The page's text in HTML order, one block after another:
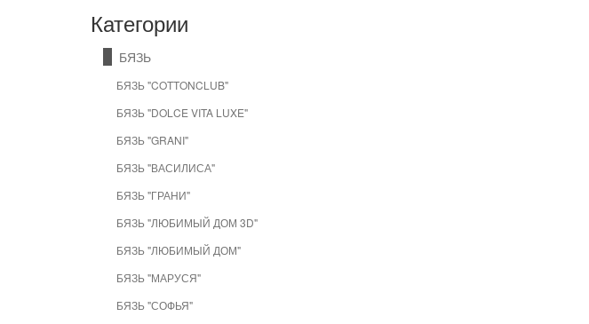
Категории
БЯЗЬ
БЯЗЬ "COTTONCLUB"
БЯЗЬ "DOLCE VITA LUXE"
БЯЗЬ "GRANI"
БЯЗЬ "ВАСИЛИСА"
БЯЗЬ "ГРАНИ"
БЯЗЬ "ЛЮБИМЫЙ ДОМ 3D"
БЯЗЬ "ЛЮБИМЫЙ ДОМ"
БЯЗЬ "МАРУСЯ"
БЯЗЬ "СОФЬЯ"